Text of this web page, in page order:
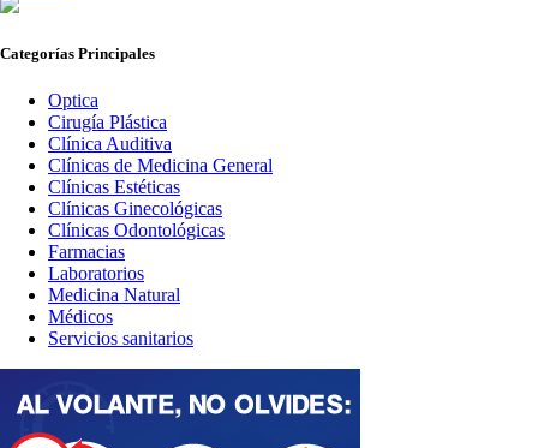
Categorías Principales
Optica
Cirugía Plástica
Clínica Auditiva
Clínicas de Medicina General
Clínicas Estéticas
Clínicas Ginecológicas
Clínicas Odontológicas
Farmacias
Laboratorios
Medicina Natural
Médicos
Servicios sanitarios